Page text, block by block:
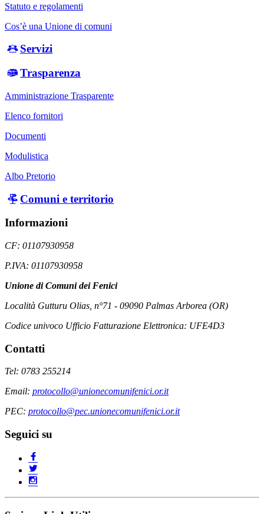
Statuto e regolamenti
Cos’è una Unione di comuni
Servizi
Trasparenza
Amministrazione Trasparente
Elenco fornitori
Documenti
Modulistica
Albo Pretorio
Comuni e territorio
Informazioni
CF: 01107930958
P.IVA: 01107930958
Unione di Comuni dei Fenici
Località Gutturu Olias, n°71 - 09090 Palmas Arborea (OR)
Codice univoco Ufficio Fatturazione Elettronica: UFE4D3
Contatti
Tel: 0783 255214
Email: protocollo@unionecomunifenici.or.it
PEC: protocollo@pec.unionecomunifenici.or.it
Seguici su